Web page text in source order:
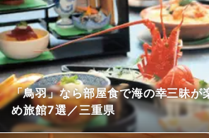
「鳥羽」なら部屋食で海の幸三昧が
め旅館7選／三重県